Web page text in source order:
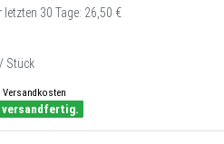
letzten 30 Tage: 26,50 €
Stück
Versandkosten
versandfertig.